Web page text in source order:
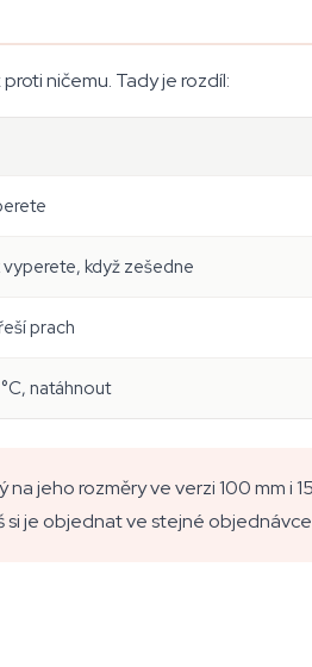
ničemu. Tady je rozdíl:
když zešedne
prach
natáhnout
jeho rozměry ve verzi 100 mm i
si je objednat ve stejné